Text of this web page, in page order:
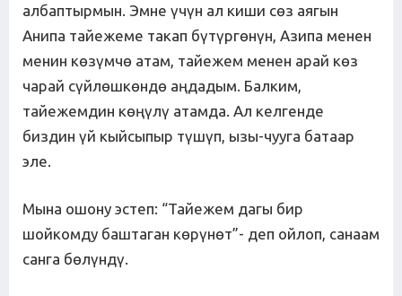
албаптырмын. Эмне үчүн ал киши сөз аягын
Анипа тайежеме такап бүтүргөнүн, Азипа менен
менин көзүмчө атам, тайежем менен арай көз
чарай сүйлөшкөндө аңдадым. Балким,
тайежемдин көңүлү атамда. Ал келгенде
биздин үй кыйсыпыр түшүп, ызы-чууга батаар
эле.
Мына ошону эстеп: “Тайежем дагы бир
шойкомду баштаган көрүнөт”- деп ойлоп, санаам
санга бөлүндү.